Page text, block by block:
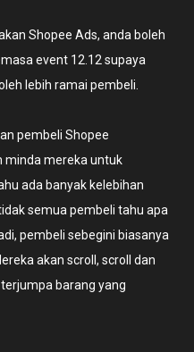
Shopee Ads, anda boleh
event 12.12 supaya
lebih ramai pembeli.
pembeli Shopee
minda mereka untuk
ada banyak kelebihan
semua pembeli tahu apa
pembeli sebegini biasanya
akan scroll, scroll dan
barang yang